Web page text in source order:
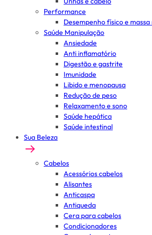
Performance
Desempenho físico e massa
Saúde Manipulação
Ansiedade
Anti inflamatório
Digestão e gastrite
Imunidade
Libido e menopausa
Redução de peso
Relaxamento e sono
Saúde hepática
Saúde intestinal
Sua Beleza
Cabelos
Acessórios cabelos
Alisantes
Anticaspa
Antiqueda
Cera para cabelos
Condicionadores